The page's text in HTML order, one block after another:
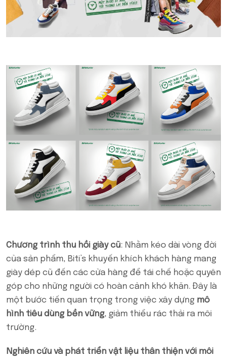
Chương trình thu hồi giày cũ: Nhằm kéo dài vòng đời
của sản phẩm, Biti’s khuyến khích khách hàng mang
giày dép cũ đến các cửa hàng để tái chế hoặc quyên
góp cho những người có hoàn cảnh khó khăn. Đây là
một bước tiến quan trọng trong việc xây dựng mô
hình tiêu dùng bền vững, giảm thiểu rác thải ra môi
trường.
Nghiên cứu và phát triển vật liệu thân thiện với môi